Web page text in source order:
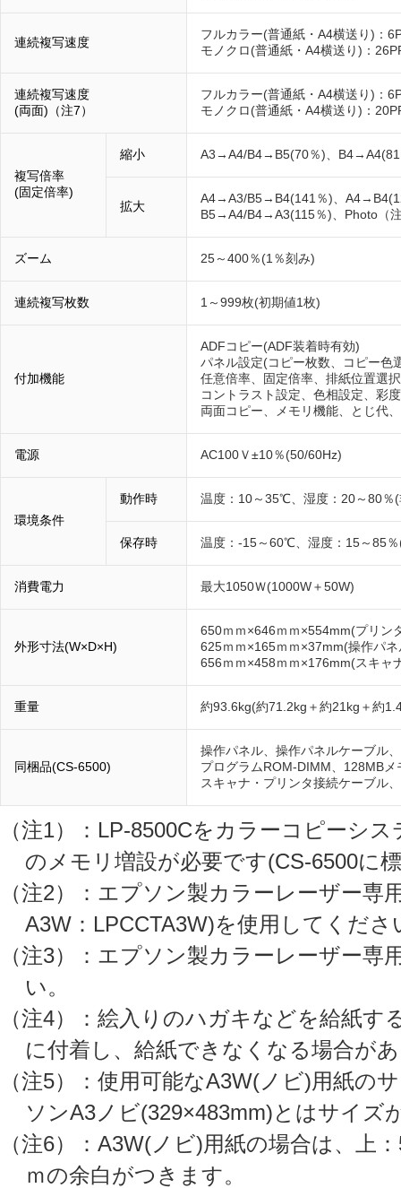
連続複写速度
フルカラー(普通紙・A4横送り)：
モノクロ(普通紙・A4横送り)：
連続複写速度
(両面)（注7）
フルカラー(普通紙・A4横送り)：
モノクロ(普通紙・A4横送り)：
複写倍率
(固定倍率)
縮小 A3→A4/B4→B5(70％)、
拡大
A4→A3/B5→B4(141％)、
B5→A4/B4→A3(115％)、Photo（
ズーム 25～400％(1％刻み)
連続複写枚数 1～999枚(初期値1枚)
付加機能
ADFコピー(ADF装着時有効)
パネル設定(コピー枚数、コピー色
任意倍率、固定倍率、排紙位置選
コントラスト設定、色相設定、彩
両面コピー、メモリ機能、とじ代
電源 AC100Ｖ±10％(50/60Hz)
環境条件
動作時 温度：10～35℃、湿度：20～80％
保存時 温度：-15～60℃、湿度：15～85
消費電力 最大1050Ｗ(1000W＋50W)
外形寸法(W×D×H)
650ｍｍ×646ｍｍ×554mm(プリン
625ｍｍ×165ｍｍ×37mm(操作パネ
656ｍｍ×458ｍｍ×176mm(スキャ
重量 約93.6kg(約71.2kg＋約21kg＋約
同梱品(CS-6500)
操作パネル、操作パネルケーブル
プログラムROM-DIMM、128MB
スキャナ・プリンタ接続ケーブル
（注1）：LP-8500Cをカラーコピーシ
のメモリ増設が必要です(CS-6500に
（注2）：エプソン製カラーレーザー専
A3W：LPCCTA3W)を使用してくださ
（注3）：エプソン製カラーレーザー
い。
（注4）：絵入りのハガキなどを給紙
に付着し、給紙できなくなる場合が
（注5）：使用可能なA3W(ノビ)用紙の
ソンA3ノビ(329×483mm)とはサイズ
（注6）：A3W(ノビ)用紙の場合は、上
ｍの余白がつきます。